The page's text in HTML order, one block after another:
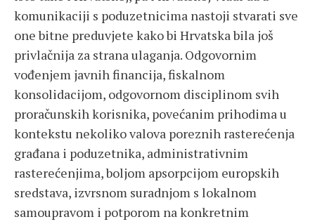
komunikaciji s poduzetnicima nastoji stvarati sve
one bitne preduvjete kako bi Hrvatska bila još
privlačnija za strana ulaganja. Odgovornim
vođenjem javnih financija, fiskalnom
konsolidacijom, odgovornom disciplinom svih
proračunskih korisnika, povećanim prihodima u
kontekstu nekoliko valova poreznih rasterećenja
građana i poduzetnika, administrativnim
rasterećenjima, boljom apsorpcijom europskih
sredstava, izvrsnom suradnjom s lokalnom
samoupravom i potporom na konkretnim